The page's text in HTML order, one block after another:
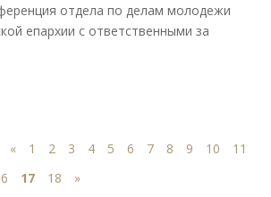
отдела по делам молодежи
епархии с ответственными за
« 1 2 3 4 5 6 7 8 9 10
11
17 18 »